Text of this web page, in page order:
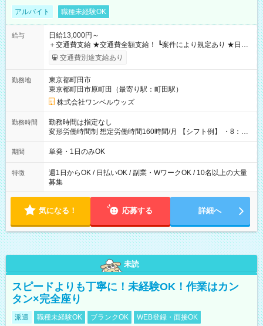
アルバイト 職種未経験OK
給与
日給13,000円～
＋交通費支給 ★交通費全額支給！ ┗案件により規定あり ★日払
いOK！（規定あり） ┗働いたその日に現金GET♪ お仕事後はコ
ンビニATMから 日払い分を引き落とせます！ 【試用期間】試
交通費別途支給あり
勤務地
東京都町田市
東京都町田市原町田（最寄り駅：町田駅）
株式会社ワンベルウッズ
勤務時間
勤務時間は指定なし
変形労働時間制 想定労働時間160時間/月 【シフト例】 ・8：00
～21：00
期間 単発・1日のみOK
特徴
週1日からOK / 日払いOK / 副業・WワークOK / 10名以上の大量
募集
気になる！ 応募する 詳細へ
未読
スピードよりも丁寧に！未経験OK！作業はカン
タン×完全座り
派遣 職種未経験OK ブランクOK WEB登録・面接OK